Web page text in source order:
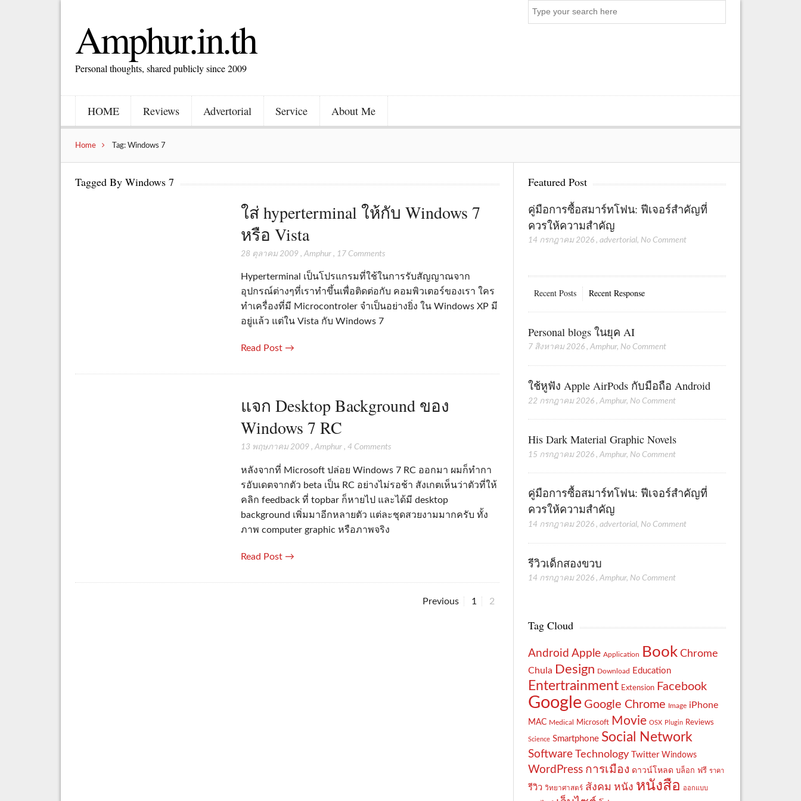
Amphur.in.th
Personal thoughts, shared publicly since 2009
HOME Reviews Advertorial Service About Me
Home Tag: Windows 7
Tagged By Windows 7
ใส่ hyperterminal ให้กับ Windows 7
หรือ Vista
28 ตุลาคม 2009 , Amphur, 17 Comments
Hyperterminal เป็นโปรแกรมที่ใช้ในการรับสัญญาณจาก
อุปกรณ์ต่างๆที่เราทำขึ้นเพื่อติดต่อกับ คอมพิวเตอร์ของเรา ใคร
ทำเครื่องที่มี Microcontroler จำเป็นอย่างยิ่ง ใน Windows XP มี
อยู่แล้ว แต่ใน Vista กับ Windows 7
Read Post →
แจก Desktop Background ของ
Windows 7 RC
13 พฤษภาคม 2009 , Amphur, 4 Comments
หลังจากที่ Microsoft ปล่อย Windows 7 RC ออกมา ผมก็ทำกา
รอับเดตจากตัว beta เป็น RC อย่างไม่รอช้า สังเกตเห็นว่าตัวที่ให้
คลิก feedback ที่ topbar ก็หายไป และได้มี desktop
background เพิ่มมาอีกหลายตัว แต่ละชุดสวยงามมากครับ ทั้ง
ภาพ computer graphic หรือภาพจริง
Read Post →
Previous Page
1 Page
2
Featured Post
คู่มือการซื้อสมาร์ทโฟน: ฟีเจอร์สำคัญที่
ควรให้ความสำคัญ
14 กรกฎาคม 2026 ,advertorial, No Comment
Recent Posts Recent Response
Personal blogs ในยุค AI
7 สิงหาคม 2026 ,Amphur, No Comment
ใช้หูฟัง Apple AirPods กับมือถือ Android
22 กรกฎาคม 2026 ,Amphur, No Comment
His Dark Material Graphic Novels
15 กรกฎาคม 2026 ,Amphur, No Comment
คู่มือการซื้อสมาร์ทโฟน: ฟีเจอร์สำคัญที่
ควรให้ความสำคัญ
14 กรกฎาคม 2026 ,advertorial, No Comment
รีวิวเด็กสองขวบ
14 กรกฎาคม 2026 ,Amphur, No Comment
Tag Cloud
Android Apple Application Book Chrome
Chula Design Download Education
Entertrainment Extension Facebook
Google Google Chrome Image iPhone
MAC Medical Microsoft Movie OSX Plugin Reviews
Science Smartphone Social Network
Software Technology Twitter Windows
WordPress การเมือง ดาวน์โหลด บล็อก ฟรี ราคา
รีวิว วิทยาศาสตร์ สังคม หนัง หนังสือ ออกแบบ